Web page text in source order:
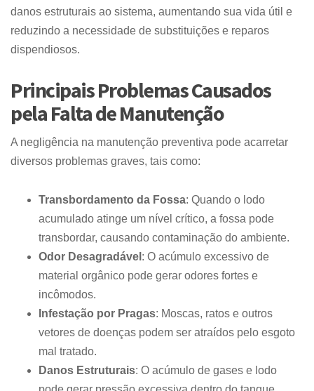
danos estruturais ao sistema, aumentando sua vida útil e
reduzindo a necessidade de substituições e reparos
dispendiosos.
Principais Problemas Causados
pela Falta de Manutenção
A negligência na manutenção preventiva pode acarretar
diversos problemas graves, tais como:
Transbordamento da Fossa: Quando o lodo
acumulado atinge um nível crítico, a fossa pode
transbordar, causando contaminação do ambiente.
Odor Desagradável : O acúmulo excessivo de
material orgânico pode gerar odores fortes e
incômodos.
Infestação por Pragas: Moscas, ratos e outros
vetores de doenças podem ser atraídos pelo esgoto
mal tratado.
Danos Estruturais: O acúmulo de gases e lodo